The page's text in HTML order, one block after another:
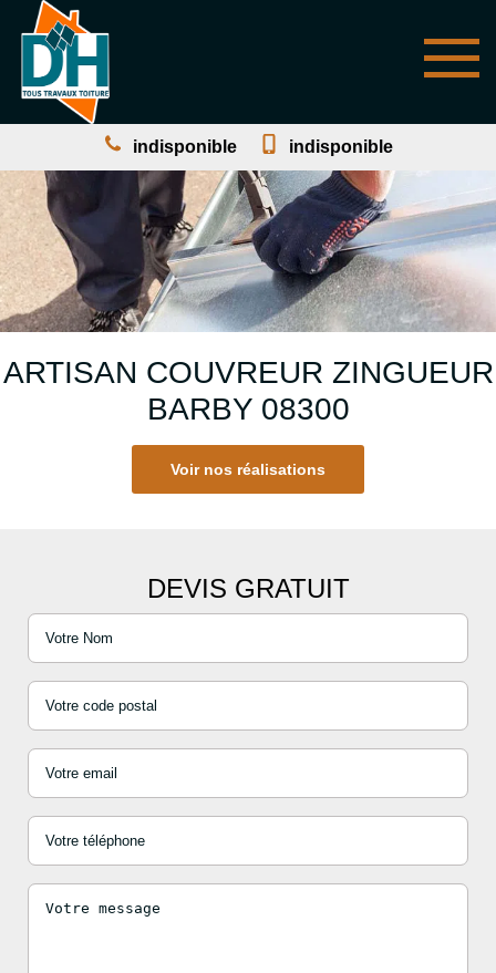
indisponible indisponible
ARTISAN COUVREUR ZINGUEUR
BARBY 08300
Voir nos réalisations
DEVIS GRATUIT